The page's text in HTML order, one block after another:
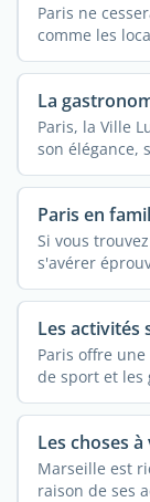
Paris ne
comme les
La
Paris, la Ville
son élégance,
Paris en
Si vous
s'avérer
Les activités
Paris offre
de sport et les
Les choses
Marseille est
raison de ses